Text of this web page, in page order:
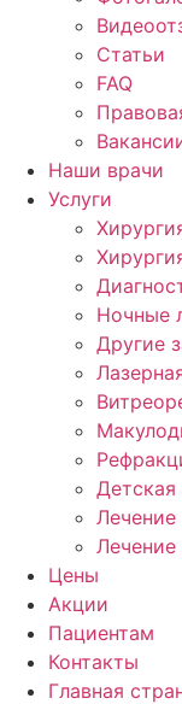
Статьи
FAQ
Наши врачи
Услуги
Ночные
Другие
Детская
Лечение
Лечение
Цены
Акции
Пациентам
Контакты
Главная